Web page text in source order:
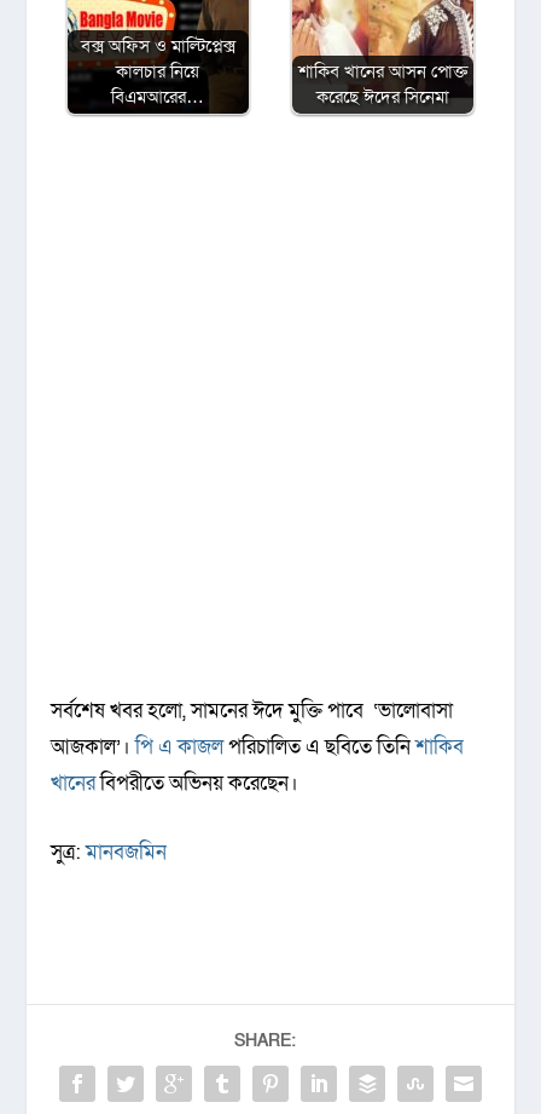
বক্স অফিস ও মাল্টিপ্লেক্স
কালচার নিয়ে
বিএমআরের…
শাকিব খানের আসন পোক্ত
করেছে ঈদের সিনেমা
সর্বশেষ খবর হলো, সামনের ঈদে মুক্তি পাবে ‘ভালোবাসা
আজকাল’।পি এ কাজলপরিচালিত এ ছবিতে তিনিশাকিব
খানেরবিপরীতে অভিনয় করেছেন।
সুত্র:মানবজমিন
SHARE: